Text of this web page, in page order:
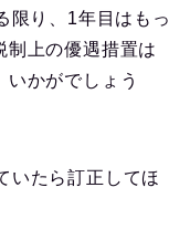
限り、1年目はもっ
制上の優遇措置は
かがでしょう
いたら訂正してほ